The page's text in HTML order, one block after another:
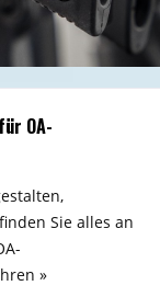
OA-
Sie alles an
»